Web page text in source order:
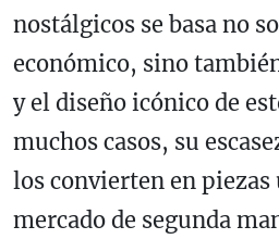
nostálgicos se basa no
económico, sino
y el diseño icónico de
muchos casos, su
los convierten en piezas
mercado de segunda